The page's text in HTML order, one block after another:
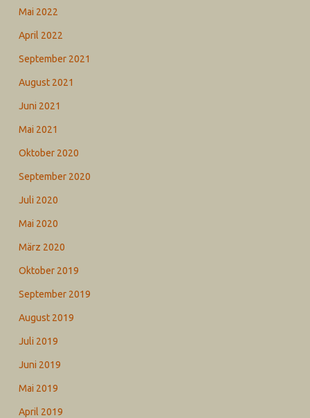
Mai 2022
April 2022
September 2021
August 2021
Juni 2021
Mai 2021
Oktober 2020
September 2020
Juli 2020
Mai 2020
März 2020
Oktober 2019
September 2019
August 2019
Juli 2019
Juni 2019
Mai 2019
April 2019